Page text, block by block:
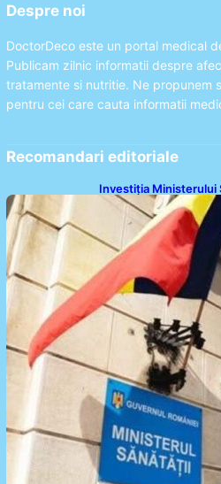
Despre noi
DoctorDeco este un portal medical
Publicam zilnic informatii despre
tratamente si nutritie. Ne propunem
pentru cei care cauta informatii
Recomandari editoriale
Investiția Ministerului
pentru modernizarea